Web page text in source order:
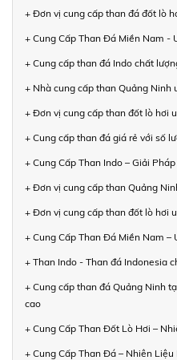
+ Đơn vị cung cấp than đá đốt lò
+ Cung Cấp Than Đá Miền Nam -
+ Cung cấp than đá Indo chất
+ Nhà cung cấp than Quảng Ninh
+ Đơn vị cung cấp than đốt lò hơi
+ Cung cấp than đá giá rẻ với số
+ Cung Cấp Than Indo – Giải
+ Đơn vị cung cấp than Quảng
+ Đơn vị cung cấp than đốt lò hơi
+ Cung Cấp Than Đá Miền Nam –
+ Than Indo - Than đá Indonesia
+ Cung cấp than đá Quảng Ninh
cao
+ Cung Cấp Than Đốt Lò Hơi –
+ Cung Cấp Than Đá – Nhiên